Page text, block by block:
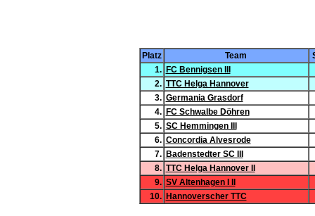
Platz Team
1.
FC Bennigsen III
2. TTC Helga Hannover
3. Germania Grasdorf
4.
FC Schwalbe Döhren
5. SC Hemmingen III
6. Concordia Alvesrode
7.
Badenstedter SC III
8. TTC Helga Hannover II
9. SV Altenhagen I II
10.
Hannoverscher TTC